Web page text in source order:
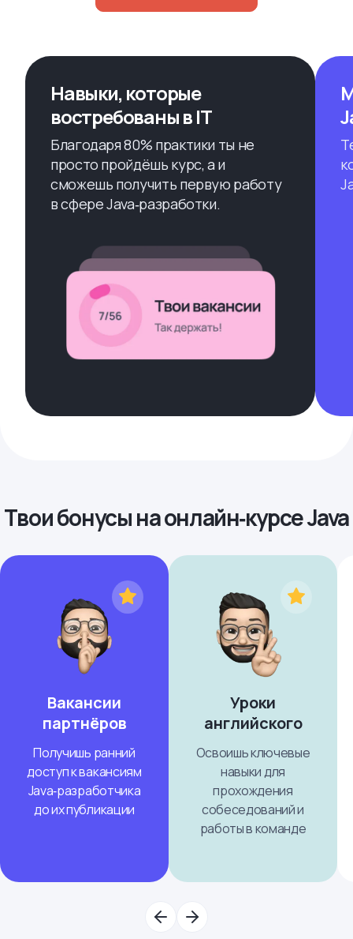
Навыки, которые
востребованы в IT
Благодаря 80% практики ты не
просто пройдёшь курс, а и
сможешь получить первую работу
в сфере Java‑разработки.
Твои бонусы на онлайн‑курсе Java
Вакансии
партнёров
Получишь ранний
доступ к вакансиям
Java‑разработчика
до их публикации
Уроки
английского
Освоишь ключевые
навыки для
прохождения
собеседований и
работы в команде